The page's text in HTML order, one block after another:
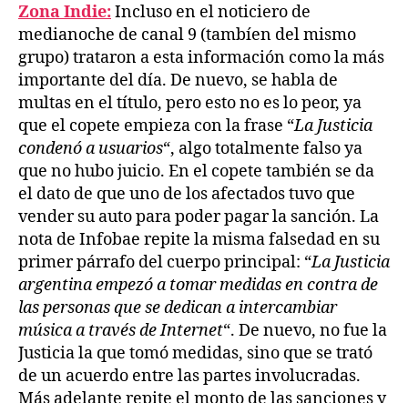
Zona Indie:Incluso en el noticiero de
medianoche de canal 9 (tambíen del mismo
grupo) trataron a esta información como la más
importante del día. De nuevo, se habla de
multas en el título, pero esto no es lo peor, ya
que el copete empieza con la frase “La Justicia
condenó a usuarios“, algo totalmente falso ya
que no hubo juicio. En el copete también se da
el dato de que uno de los afectados tuvo que
vender su auto para poder pagar la sanción. La
nota de Infobae repite la misma falsedad en su
primer párrafo del cuerpo principal: “La Justicia
argentina empezó a tomar medidas en contra de
las personas que se dedican a intercambiar
música a través de Internet“. De nuevo, no fue la
Justicia la que tomó medidas, sino que se trató
de un acuerdo entre las partes involucradas.
Más adelante repite el monto de las sanciones y